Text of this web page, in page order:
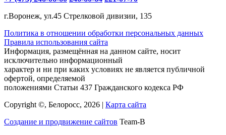
г.Воронеж, ул.45 Стрелковой дивизии, 135
Политика в отношении обработки персональных данных
Правила использования сайта
Информация, размещённая на данном сайте, носит
исключительно информационный
характер и ни при каких условиях не является публичной
офертой, определяемой
положениями Статьи 437 Гражданского кодекса РФ
Copyright ©, Белоросс, 2026 | Карта сайта
Создание и продвижение сайтов Team-B